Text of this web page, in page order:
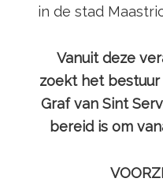
in de stad
Vanuit deze
zoekt het bestuur
Graf van Sint
bereid is om